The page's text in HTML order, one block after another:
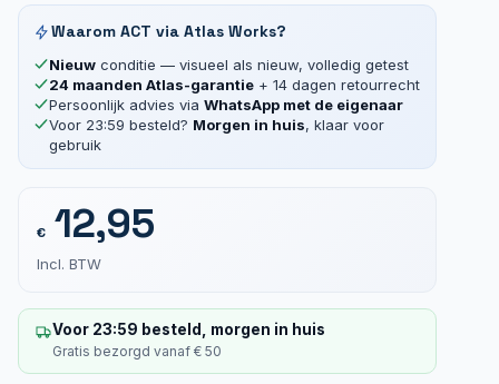
Waarom ACT via Atlas Works?
Nieuw conditie — visueel als nieuw, volledig getest
24 maanden Atlas-garantie + 14 dagen retourrecht
Persoonlijk advies via WhatsApp met de eigenaar
Voor 23:59 besteld? Morgen in huis, klaar voor
gebruik
€12,95
Incl. BTW
Voor 23:59 besteld, morgen in huis
Gratis bezorgd vanaf € 50